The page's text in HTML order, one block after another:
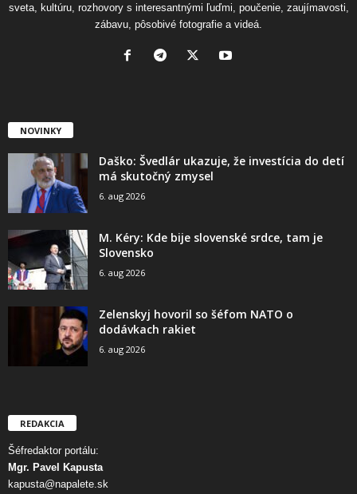
sveta, kultúru, rozhovory s interesantnými ľuďmi, poučenie, zaujímavosti,
zábavu, pôsobivé fotografie a videá.
NOVINKY
Daško: Švedlár ukazuje, že investícia do detí
má skutočný zmysel
6. aug 2026
M. Kéry: Kde bije slovenské srdce, tam je
Slovensko
6. aug 2026
Zelenskyj hovoril so šéfom NATO o
dodávkach rakiet
6. aug 2026
REDAKCIA
Šéfredaktor portálu:
Mgr. Pavel Kapusta
kapusta@napalete.sk